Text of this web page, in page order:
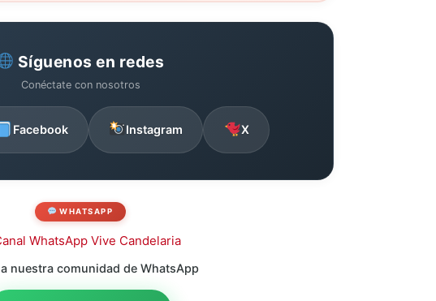
Síguenos en redes
Conéctate con nosotros
Facebook Instagram X
WHATSAPP
a nuestra comunidad de WhatsApp